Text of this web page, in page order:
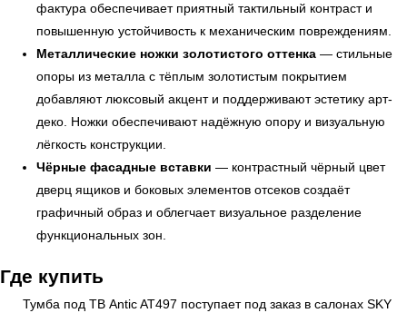
фактура обеспечивает приятный тактильный контраст и
повышенную устойчивость к механическим повреждениям.
Металлические ножки золотистого оттенка — стильные
опоры из металла с тёплым золотистым покрытием
добавляют люксовый акцент и поддерживают эстетику арт-
деко. Ножки обеспечивают надёжную опору и визуальную
лёгкость конструкции.
Чёрные фасадные вставки — контрастный чёрный цвет
дверц ящиков и боковых элементов отсеков создаёт
графичный образ и облегчает визуальное разделение
функциональных зон.
Где купить
Тумба под ТВ Antic AT497 поступает под заказ в салонах SKY
УЗНАТЬ ПОДРОБНЕЕ